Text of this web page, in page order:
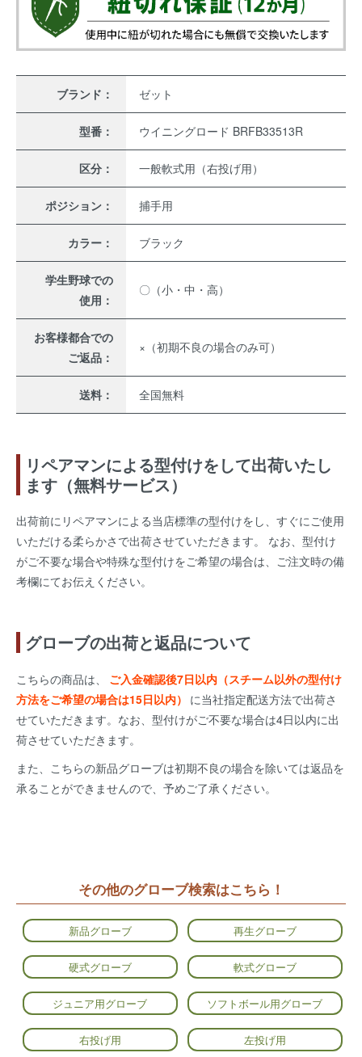
ブランド： ゼット
型番： ウイニングロード BRFB33513R
区分： 一般軟式用（右投げ用）
ポジション： 捕手用
カラー： ブラック
学生野球での
使用：
〇（小・中・高）
お客様都合での
ご返品：
×（初期不良の場合のみ可）
送料： 全国無料
リペアマンによる型付けをして出荷いたし
ます（無料サービス）
出荷前にリペアマンによる当店標準の型付けをし、すぐにご使用
いただける柔らかさで出荷させていただきます。 なお、型付け
がご不要な場合や特殊な型付けをご希望の場合は、ご注文時の備
考欄にてお伝えください。
グローブの出荷と返品について
こちらの商品は、
ご入金確認後7日以内（スチーム以外の型付け
方法をご希望の場合は15日以内） に当社指定配送方法で出荷さ
せていただきます。なお、型付けがご不要な場合は4日以内に出
荷させていただきます。
また、こちらの新品グローブは初期不良の場合を除いては返品を
承ることができませんので、予めご了承ください。
その他のグローブ検索はこちら！
新品グローブ 再生グローブ
硬式グローブ 軟式グローブ
ジュニア用グローブ ソフトボール用グローブ
右投げ用 左投げ用